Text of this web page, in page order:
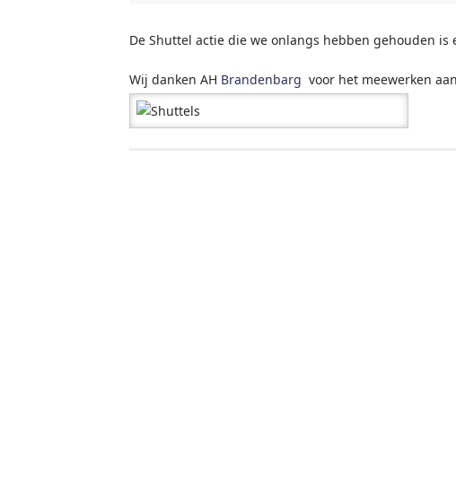
De Shuttel actie die we onlangs hebben gehouden
Wij danken AH Brandenbarg voor het meewerken